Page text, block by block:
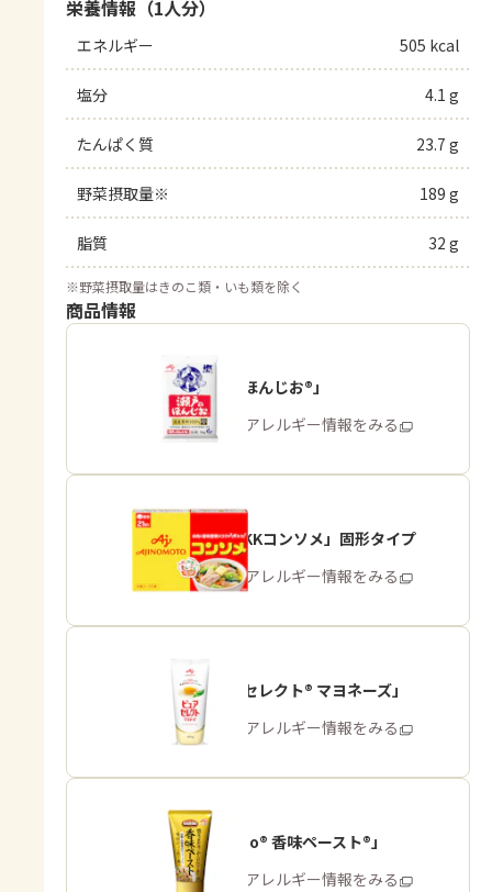
栄養情報（1人分）
エネルギー 505 kcal
塩分 4.1 g
たんぱく質 23.7 g
野菜摂取量※ 189 g
脂質 32 g
※野菜摂取量はきのこ類・いも類を除く
商品情報
「瀬戸のほんじお®」
商品・アレルギー情報をみる
「味の素KKコンソメ」固形タイプ
商品・アレルギー情報をみる
「ピュアセレクト® マヨネーズ」
商品・アレルギー情報をみる
「Cook Do® 香味ペースト®」
商品・アレルギー情報をみる